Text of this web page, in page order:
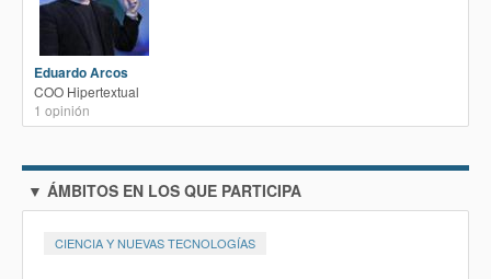
Eduardo Arcos
COO Hipertextual
1 opinión
▼ ÁMBITOS EN LOS QUE PARTICIPA
CIENCIA Y NUEVAS TECNOLOGÍAS